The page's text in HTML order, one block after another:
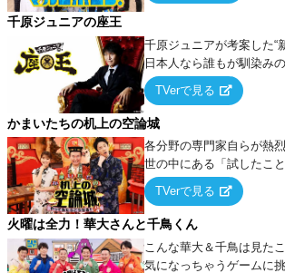
千原ジュニアの座王
千原ジュニアが考案した“
日本人なら誰もが馴染み
ーム』をベースに、大喜
ケ・歌…など様々なお題で
タを競い合う！
TVerで見る
かまいたちの机上の空論城
各分野の専門家自らが熱
世の中にある「試したこ
みたらこうなる！…ハズ」
論”に若手芸人らがカラダ
TVerで見る
火曜は全力！華大さんと千鳥くん
こんな華大＆千鳥は見た
気になっちゃうゲームに